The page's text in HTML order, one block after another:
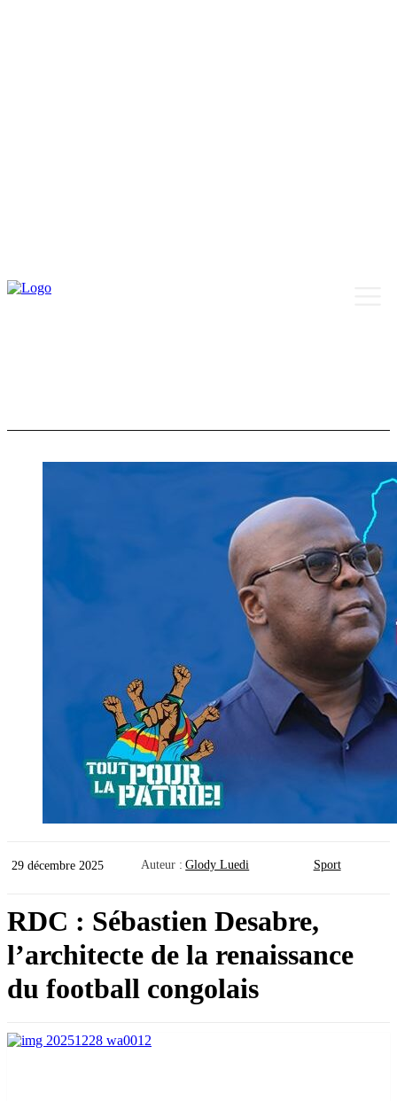
29 décembre 2025 Auteur : Glody Luedi Sport
RDC : Sébastien Desabre,
l’architecte de la renaissance
du football congolais